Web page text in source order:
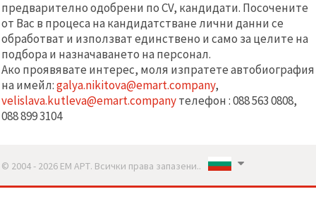
предварително одобрени по CV, кандидати. Посочените
от Вас в процеса на кандидатстване лични данни се
обработват и използват единствено и само за целите на
подбора и назначаването на персонал.
Ако проявявате интерес, моля изпратете автобиография
на имейл:galya.nikitova@emart.company,
velislava.kutleva@emart.companyтелефон :088 563 0808,
088 899 3104
© 2004 - 2026 ЕМ АРТ. Всички права запазени..